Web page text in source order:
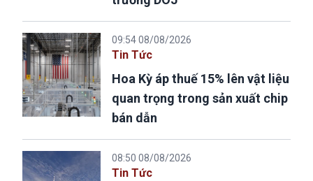
09:54 08/08/2026
Tin Tức
Hoa Kỳ áp thuế 15% lên vật liệu
quan trọng trong sản xuất chip
bán dẫn
08:50 08/08/2026
Tin Tức